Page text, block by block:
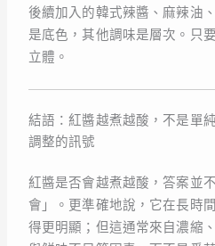
後續加入的韓式辣醬、麻辣油
是底色，其他調味是層次。只
立體。
結語：紅醬越煮越酸，不是單
調整的訊號
紅醬是否會越煮越酸，答案並
會」。更準確地說，它在長時
得更明顯；但這通常來自濃縮